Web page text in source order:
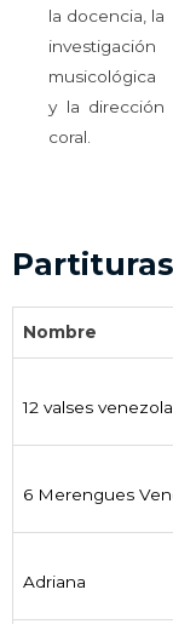
la docencia, la
investigación
musicológica
y la dirección
coral.
Nombre
12 valses
6 Merengues
Adriana